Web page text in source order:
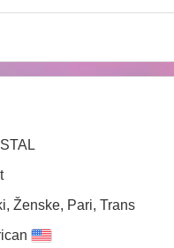
Ženske, Pari, Trans